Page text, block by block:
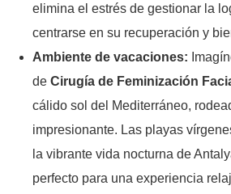
elimina el estrés de gestionar la
centrarse en su recuperación y
Ambiente de vacaciones:
de Cirugía de Feminización
cálido sol del Mediterráneo,
impresionante. Las playas
la vibrante vida nocturna de
perfecto para una experiencia